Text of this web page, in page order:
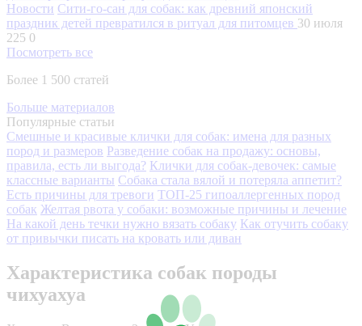
Новости Сити-го-сан для собак: как древний японский
праздник детей превратился в ритуал для питомцев 30 июля
225 0
Посмотреть все
Более 1 500 статей
Больше материалов
Популярные статьи
Смешные и красивые клички для собак: имена для разных
пород и размеров Разведение собак на продажу: основы,
правила, есть ли выгода? Клички для собак-девочек: самые
классные варианты Собака стала вялой и потеряла аппетит?
Есть причины для тревоги ТОП-25 гипоаллергенных пород
собак Желтая рвота у собаки: возможные причины и лечение
На какой день течки нужно вязать собаку Как отучить собаку
от привычки писать на кровать или диван
Характеристика собак породы
чихуахуа